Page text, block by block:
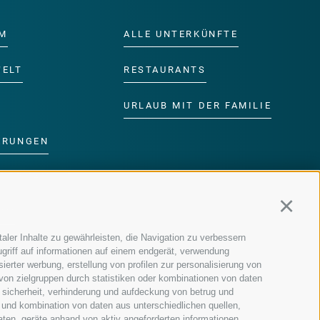
Inhalte zu gewährleisten, die Navigation zu verbessern
auf informationen auf einem endgerät, verwendung
werbung, erstellung von profilen zur personalisierung von
zielgruppen durch statistiken oder kombinationen von daten
verhinderung und aufdeckung von betrug und
kombination von daten aus unterschiedlichen quellen,
ALLE UNTERKÜNFTE
RESTAURANTS
URLAUB MIT DER FAMILIE